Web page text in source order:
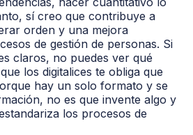
sí creo que contribuye a
orden y una mejora
de gestión de personas. Si
claros, no puedes ver qué
los digitalices te obliga que
hay un solo formato y se
no es que invente algo y
los procesos de